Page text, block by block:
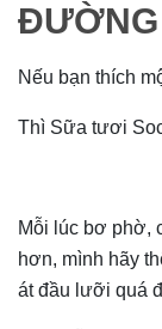
Nếu bạn thích
Thì Sữa tươi
Mỗi lúc bơ phờ,
hơn, mình hãy
át đầu lưỡi quá